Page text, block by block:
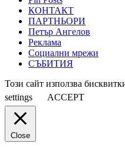
КОНТАКТ
ПАРТНЬОРИ
Петър Ангелов
Реклама
Социални мрежи
СЪБИТИЯ
Този сайт използва
settings
ACCEPT
Close